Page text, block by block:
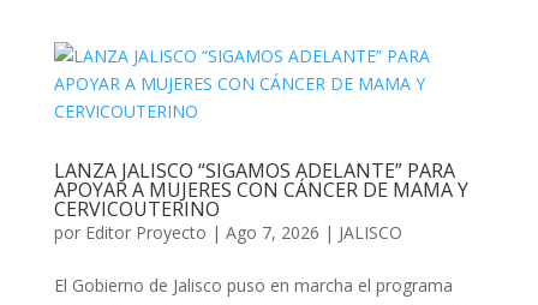
LANZA JALISCO “SIGAMOS ADELANTE” PARA
APOYAR A MUJERES CON CÁNCER DE MAMA Y
CERVICOUTERINO
por Editor Proyecto | Ago 7, 2026 | JALISCO
El Gobierno de Jalisco puso en marcha el programa